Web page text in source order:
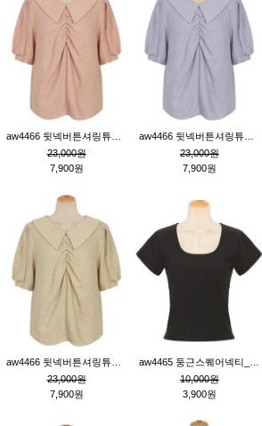
23,000원
7,900원
23,000원
7,900원
23,000원
7,900원
10,000원
3,900원